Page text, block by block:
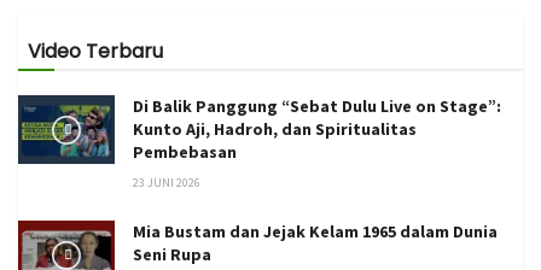
Video Terbaru
Di Balik Panggung “Sebat Dulu Live on Stage”:
Kunto Aji, Hadroh, dan Spiritualitas
Pembebasan
23 JUNI 2026
Mia Bustam dan Jejak Kelam 1965 dalam Dunia
Seni Rupa